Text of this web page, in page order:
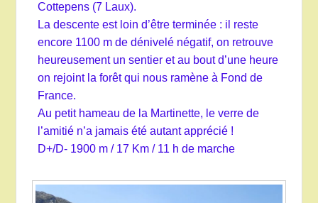
Cottepens (7 Laux).
La descente est loin d’être terminée : il reste
encore 1100 m de dénivelé négatif, on retrouve
heureusement un sentier et au bout d’une heure
on rejoint la forêt qui nous ramène à Fond de
France.
Au petit hameau de la Martinette, le verre de
l’amitié n’a jamais été autant apprécié !
D+/D- 1900 m / 17 Km / 11 h de marche